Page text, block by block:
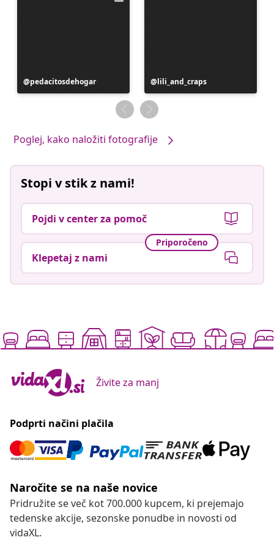
Objavo
je
pedacitosdehogar
Objavo
je
objavil
lili_and_craps
Poglej, kako naložiti fotografije
Stopi v stik z nami!
Pojdi v center za pomoč
Priporočeno
Klepetaj z nami
Živite za manj
Podprti načini plačila
Naročite se na naše novice
Pridružite se več kot 700.000 kupcem, ki prejemajo
tedenske akcije, sezonske ponudbe in novosti od
vidaXL.